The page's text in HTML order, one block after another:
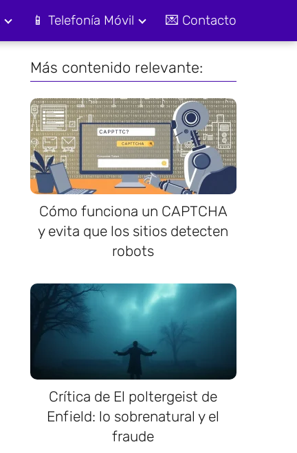
📱 Telefonía Móvil 💌 Contacto
Más contenido relevante:
Cómo funciona un CAPTCHA
y evita que los sitios detecten
robots
Crítica de El poltergeist de
Enfield: lo sobrenatural y el
fraude